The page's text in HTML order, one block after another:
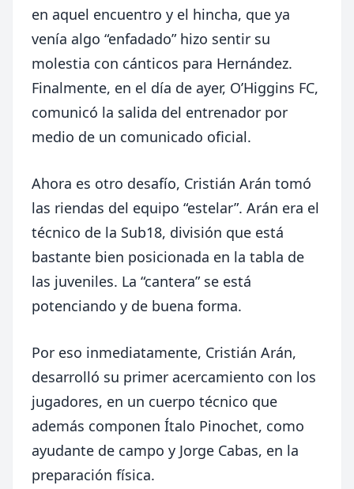
en aquel encuentro y el hincha, que ya
venía algo “enfadado” hizo sentir su
molestia con cánticos para Hernández.
Finalmente, en el día de ayer, O’Higgins FC,
comunicó la salida del entrenador por
medio de un comunicado oficial.
Ahora es otro desafío, Cristián Arán tomó
las riendas del equipo “estelar”. Arán era el
técnico de la Sub18, división que está
bastante bien posicionada en la tabla de
las juveniles. La “cantera” se está
potenciando y de buena forma.
Por eso inmediatamente, Cristián Arán,
desarrolló su primer acercamiento con los
jugadores, en un cuerpo técnico que
además componen Ítalo Pinochet, como
ayudante de campo y Jorge Cabas, en la
preparación física.